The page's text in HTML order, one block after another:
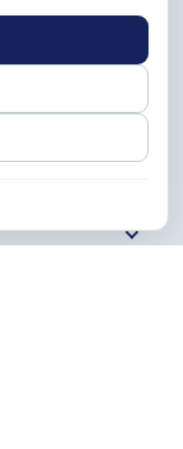
17h.
Fale conosco